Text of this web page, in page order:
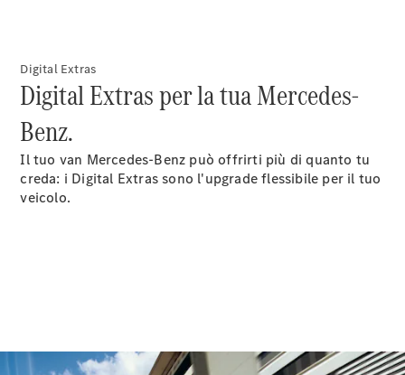
Tutti gli
Sprinter
Sprinter
Furgone
Sprinter
Veicolo
Digital Extras
Digital Extras per la tua Mercedes-
Benz.
Il tuo van Mercedes-Benz può offrirti più di quanto tu
creda: i Digital Extras sono l'upgrade flessibile per il tuo
veicolo.